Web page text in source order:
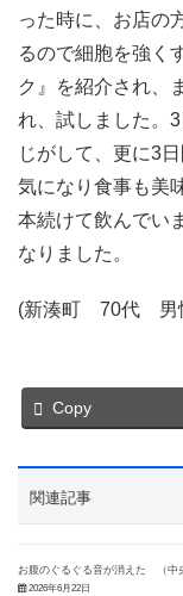
った時に、お店の
るので細胞を強く
ク』を紹介され、
れ、試しました。
じがして、更に3
気になり食事も美
本続けて飲んでい
なりました。
(新湊町 70代 男
Copy
関連記事
お腹のぐるぐる音が消えた （中
2026年6月22日